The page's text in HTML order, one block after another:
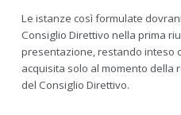
Le istanze così formulate
Consiglio Direttivo nella prima
presentazione, restando inteso
acquisita solo al momento della
del Consiglio Direttivo.